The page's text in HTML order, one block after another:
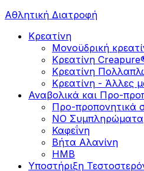
Αθλητική Διατροφή
Κρεατίνη
Μονοϋδρική
Κρεατίνη
Κρεατίνη
Κρεατίνη - Άλλες
Αναβολικά και Προ-
Προ-προπονητικά
ΝΟ Συμπληρώματα
Καφεΐνη
Βήτα Αλανίνη
HMB
Υποστήριξη